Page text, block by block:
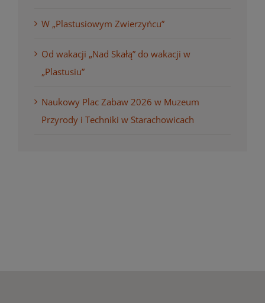
W „Plastusiowym Zwierzyńcu”
Od wakacji „Nad Skałą” do wakacji w
„Plastusiu”
Naukowy Plac Zabaw 2026 w Muzeum
Przyrody i Techniki w Starachowicach